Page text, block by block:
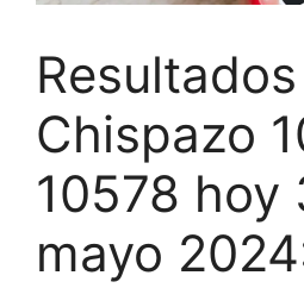
Resultados
Chispazo
10578 hoy
mayo